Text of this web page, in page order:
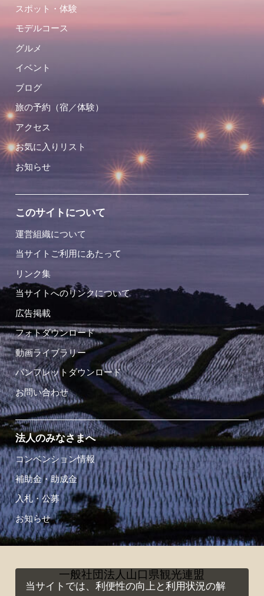
スポット・体験
モデルコース
グルメ
イベント
ブログ
旅の予約（宿／体験）
アクセス
お気に入りリスト
お知らせ
このサイトについて
運営組織について
当サイトご利用にあたって
リンク集
当サイトへのリンクについて
広告掲載
フォトダウンロード
動画ライブラリー
パンフレットダウンロード
お問い合わせ
法人のみなさまへ
コンベンション情報
補助金・助成金
入札・公募
お知らせ
一般社団法人山口県観光連盟
当サイトでは、利便性の向上と利用状況の解